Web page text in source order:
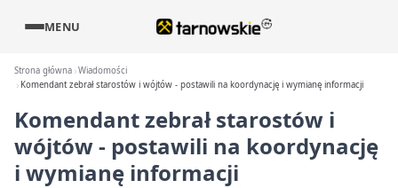
MENU
Strona główna Wiadomości
Komendant zebrał starostów i wójtów - postawili na koordynację i wymianę informacji
Komendant zebrał starostów i
wójtów - postawili na koordynację
i wymianę informacji